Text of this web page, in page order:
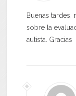
Buenas tardes,
sobre la
autista. Gracias